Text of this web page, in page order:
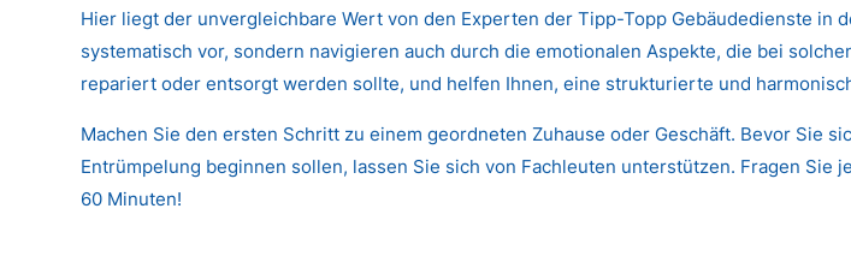
Hier liegt der unvergleichbare Wert von den Experten der Tipp-Topp Gebäudedienste
systematisch vor, sondern navigieren auch durch die emotionalen Aspekte, die bei
repariert oder entsorgt werden sollte, und helfen Ihnen, eine strukturierte und
Machen Sie den ersten Schritt zu einem geordneten Zuhause oder Geschäft. Bevor Sie
Entrümpelung beginnen sollen, lassen Sie sich von Fachleuten unterstützen. Fragen
60 Minuten!